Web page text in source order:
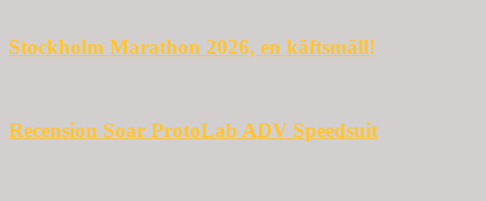
Stockholm Marathon 2026, en käftsmäll!
Recension Soar ProtoLab ADV Speedsuit